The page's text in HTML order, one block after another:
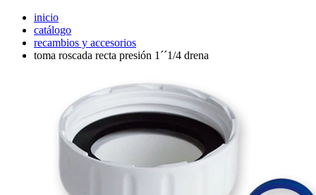
inicio
catálogo
recambios y accesorios
toma roscada recta presión 1´´1/4 drena